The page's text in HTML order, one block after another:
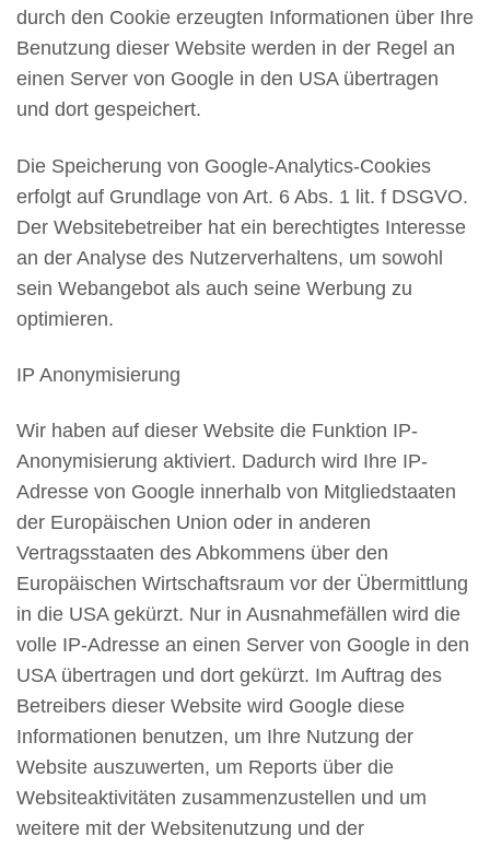
durch den Cookie erzeugten Informationen über Ihre
Benutzung dieser Website werden in der Regel an
einen Server von Google in den USA übertragen
und dort gespeichert.
Die Speicherung von Google-Analytics-Cookies
erfolgt auf Grundlage von Art. 6 Abs. 1 lit. f DSGVO.
Der Websitebetreiber hat ein berechtigtes Interesse
an der Analyse des Nutzerverhaltens, um sowohl
sein Webangebot als auch seine Werbung zu
optimieren.
IP Anonymisierung
Wir haben auf dieser Website die Funktion IP-
Anonymisierung aktiviert. Dadurch wird Ihre IP-
Adresse von Google innerhalb von Mitgliedstaaten
der Europäischen Union oder in anderen
Vertragsstaaten des Abkommens über den
Europäischen Wirtschaftsraum vor der Übermittlung
in die USA gekürzt. Nur in Ausnahmefällen wird die
volle IP-Adresse an einen Server von Google in den
USA übertragen und dort gekürzt. Im Auftrag des
Betreibers dieser Website wird Google diese
Informationen benutzen, um Ihre Nutzung der
Website auszuwerten, um Reports über die
Websiteaktivitäten zusammenzustellen und um
weitere mit der Websitenutzung und der